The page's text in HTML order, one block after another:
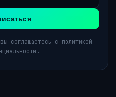
соглашаетесь с политикой